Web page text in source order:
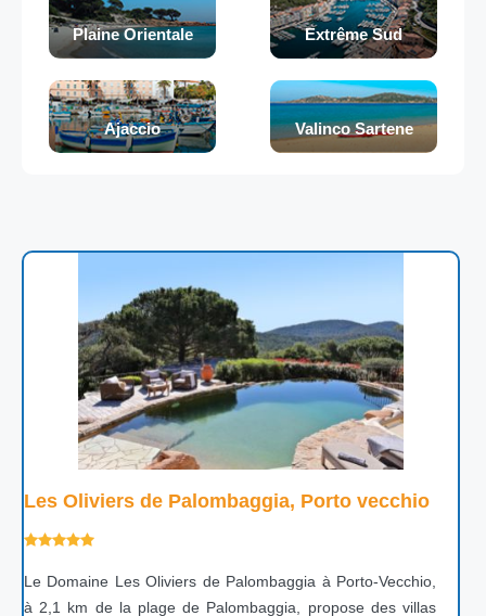
Plaine Orientale Extrême Sud
Ajaccio Valinco Sartene
Les Oliviers de Palombaggia, Porto vecchio
Le Domaine Les Oliviers de Palombaggia à Porto-Vecchio,
à 2,1 km de la plage de Palombaggia, propose des villas